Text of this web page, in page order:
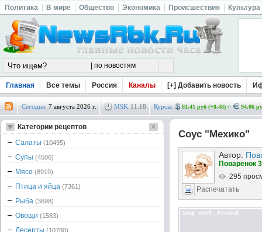
Политика В мире Общество Экономика Происшествия Культура
Главная Все темы Россия Каналы [+] Добавить новость
Сегодня: 7 августа 2026 г. MSK 11 :18 Курсы: 81.41 руб (+0.48) 94.06
Соус "Мехико"
Автор:
Поварёнок
295
Распечатать
Категории рецептов
Салаты (10495)
Супы (4506)
Мясо (8919)
Птица и яйца (7361)
Рыба (3698)
Овощи (1583)
Десерты (10780)